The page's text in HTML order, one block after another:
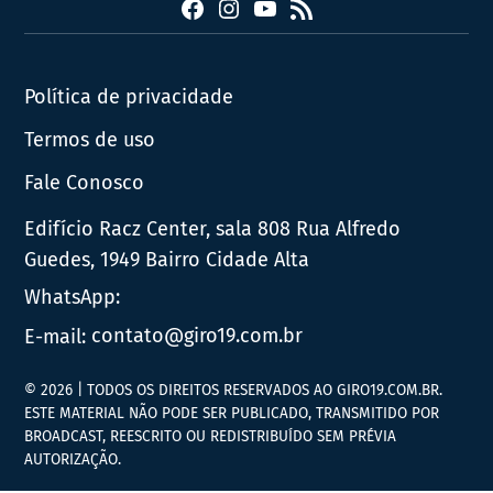
FacebookInstagram
YouTube
RSS
Política de privacidade
Termos de uso
Fale Conosco
Edifício Racz Center, sala 808 Rua Alfredo
Guedes, 1949 Bairro Cidade Alta
WhatsApp:
E-mail: contato@giro19.com.br
© 2026 | TODOS OS DIREITOS RESERVADOS AO GIRO19.COM.BR.
ESTE MATERIAL NÃO PODE SER PUBLICADO, TRANSMITIDO POR
BROADCAST, REESCRITO OU REDISTRIBUÍDO SEM PRÉVIA
AUTORIZAÇÃO.